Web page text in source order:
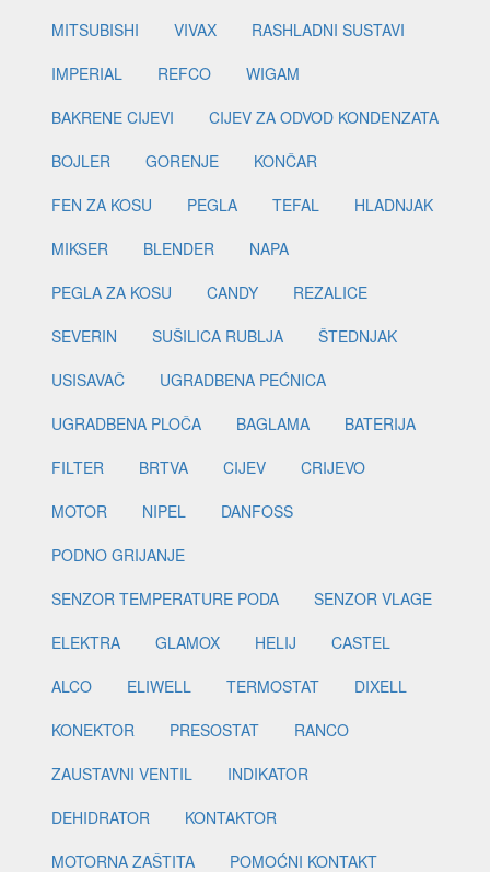
MITSUBISHI
VIVAX
RASHLADNI SUSTAVI
IMPERIAL
REFCO
WIGAM
BAKRENE CIJEVI
CIJEV ZA ODVOD KONDENZATA
BOJLER
GORENJE
KONČAR
FEN ZA KOSU
PEGLA TEFAL
HLADNJAK
MIKSER
BLENDER
NAPA
PEGLA ZA KOSU
CANDY
REZALICE
SEVERIN
SUŠILICA RUBLJA
ŠTEDNJAK
USISAVAČ
UGRADBENA PEĆNICA
UGRADBENA PLOČA
BAGLAMA
BATERIJA
FILTER
BRTVA CIJEV
CRIJEVO
MOTOR
NIPEL
DANFOSS
PODNO GRIJANJE
SENZOR TEMPERATURE PODA
SENZOR VLAGE
ELEKTRA
GLAMOX HELIJ
CASTEL
ALCO
ELIWELL TERMOSTAT
DIXELL
KONEKTOR
PRESOSTAT
RANCO
ZAUSTAVNI VENTIL
INDIKATOR
DEHIDRATOR
KONTAKTOR
MOTORNA ZAŠTITA
POMOĆNI KONTAKT